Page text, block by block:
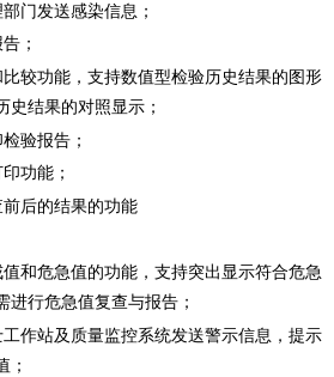
门发送感染信息；
；
较功能，支持数值型检验历史结果的图形
史结果的对照显示；
验报告；
功能；
后的结果的功能
和危急值的功能，支持突出显示符合危急
进行危急值复查与报告；
作站及质量监控系统发送警示信息，提示
；